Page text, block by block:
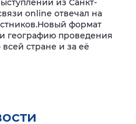
из Санкт-
online отвечал на
Новый формат
географию проведения
стране и за её